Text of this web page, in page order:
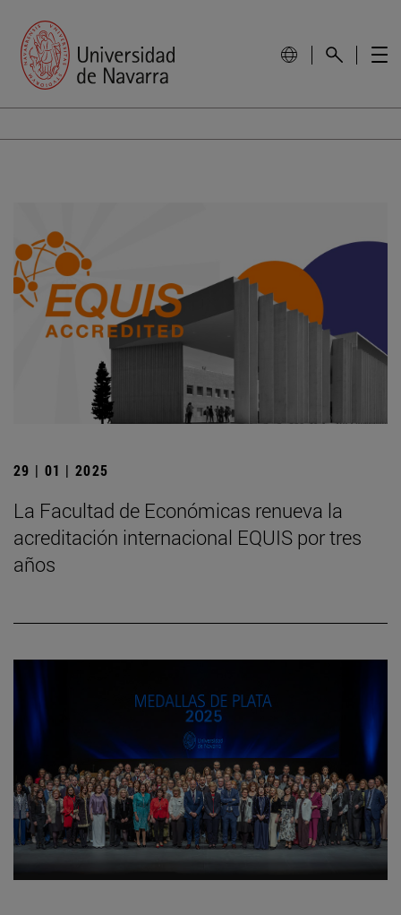
29 | 01 | 2025
La Facultad de Económicas renueva la
acreditación internacional EQUIS por tres
años